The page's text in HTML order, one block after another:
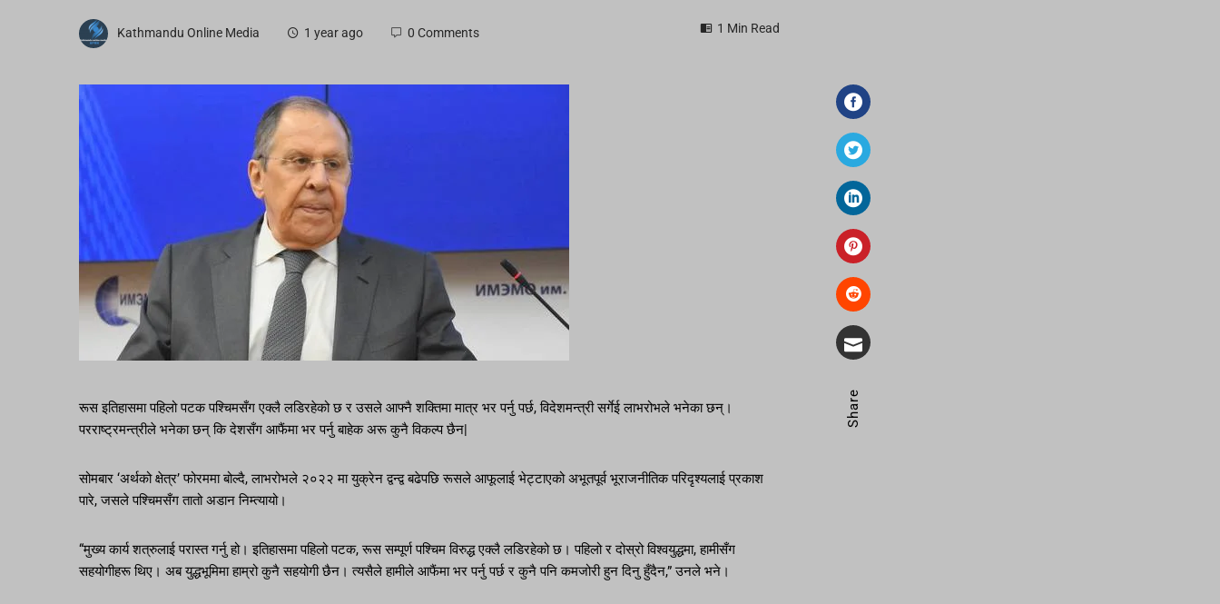
Kathmandu Online Media 1 year ago 0 Comments 1 Min Read
Share
रूस इतिहासमा पहिलो पटक पश्चिमसँग एक्लै लडिरहेको छ र उसले आफ्नै शक्तिमा मात्र भर पर्नु पर्छ, विदेशमन्त्री सर्गेई लाभरोभले भनेका छन्।
परराष्ट्रमन्त्रीले भनेका छन् कि देशसँग आफैंमा भर पर्नु बाहेक अरू कुनै विकल्प छैन|
सोमबार ‘अर्थको क्षेत्र’ फोरममा बोल्दै, लाभरोभले २०२२ मा युक्रेन द्वन्द्व बढेपछि रूसले आफूलाई भेट्टाएको अभूतपूर्व भूराजनीतिक परिदृश्यलाई प्रकाश
पारे, जसले पश्चिमसँग तातो अडान निम्त्यायो।
“मुख्य कार्य शत्रुलाई परास्त गर्नु हो। इतिहासमा पहिलो पटक, रूस सम्पूर्ण पश्चिम विरुद्ध एक्लै लडिरहेको छ। पहिलो र दोस्रो विश्वयुद्धमा, हामीसँग
सहयोगीहरू थिए। अब युद्धभूमिमा हाम्रो कुनै सहयोगी छैन। त्यसैले हामीले आफैंमा भर पर्नु पर्छ र कुनै पनि कमजोरी हुन दिनु हुँदैन,” उनले भने।